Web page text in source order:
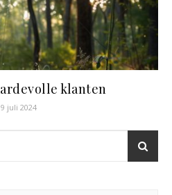
klanten
juli 2024